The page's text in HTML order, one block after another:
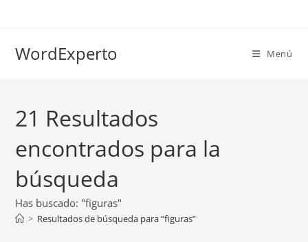
WordExperto Menú
21 Resultados
encontrados para la
búsqueda
Has buscado: "figuras"
> Resultados de búsqueda para“figuras”